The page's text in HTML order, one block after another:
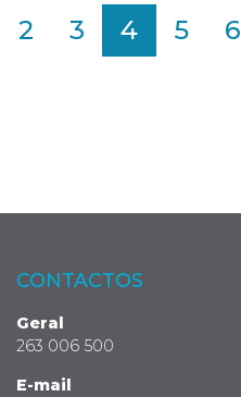
2 3 4 5 6
CONTACTOS
Geral
263 006 500
E-mail